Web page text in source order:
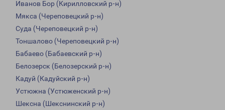
Иванов Бор (Кирилловский р-н)
Мякса (Череповецкий р-н)
Суда (Череповецкий р-н)
Тоншалово (Череповецкий р-н)
Бабаево (Бабаевский р-н)
Белозерск (Белозерский р-н)
Кадуй (Кадуйский р-н)
Устюжна (Устюженский р-н)
Шексна (Шекснинский р-н)